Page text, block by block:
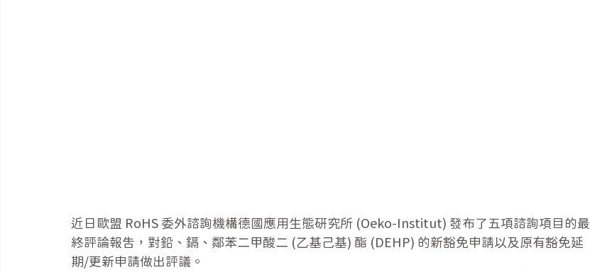
近日歐盟 RoHS 委外諮詢機構德國應用生態研究所 (Oeko-Institut) 發布了五項諮詢項目的最
終評論報告，對鉛、鎘、鄰苯二甲酸二 (乙基己基) 酯 (DEHP) 的新豁免申請以及原有豁免延
期/更新申請做出評議。